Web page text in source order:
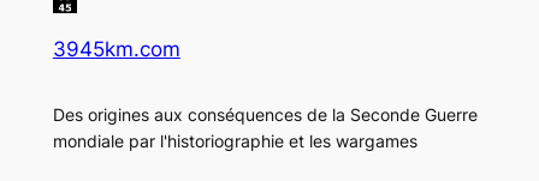
3945km.com
Des origines aux conséquences de la Seconde Guerre
mondiale par l'historiographie et les wargames